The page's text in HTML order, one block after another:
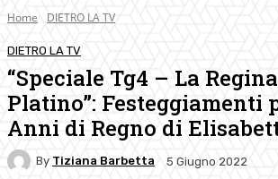
Home DIETRO LA TV
DIETRO LA TV
“Speciale Tg4 – La
Platino”: Festeggiamenti
Anni di Regno di
By Tiziana Barbetta 5 Giugno 2022